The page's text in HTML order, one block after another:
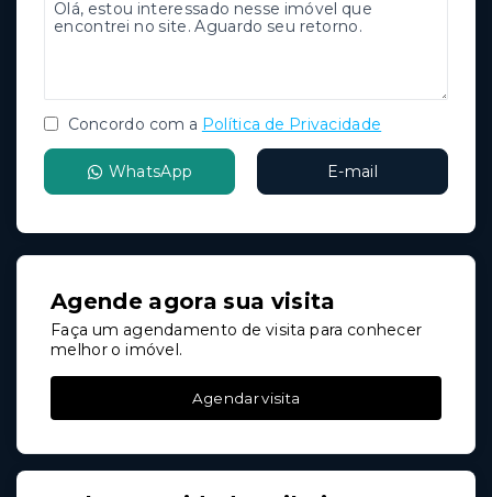
Concordo com a Política de Privacidade
WhatsApp E-mail
Agende agora sua visita
Faça um agendamento de visita para conhecer
melhor o imóvel.
Agendar visita